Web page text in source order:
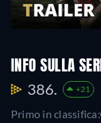
INFO SULLA
386. +21
Primo in classifica: